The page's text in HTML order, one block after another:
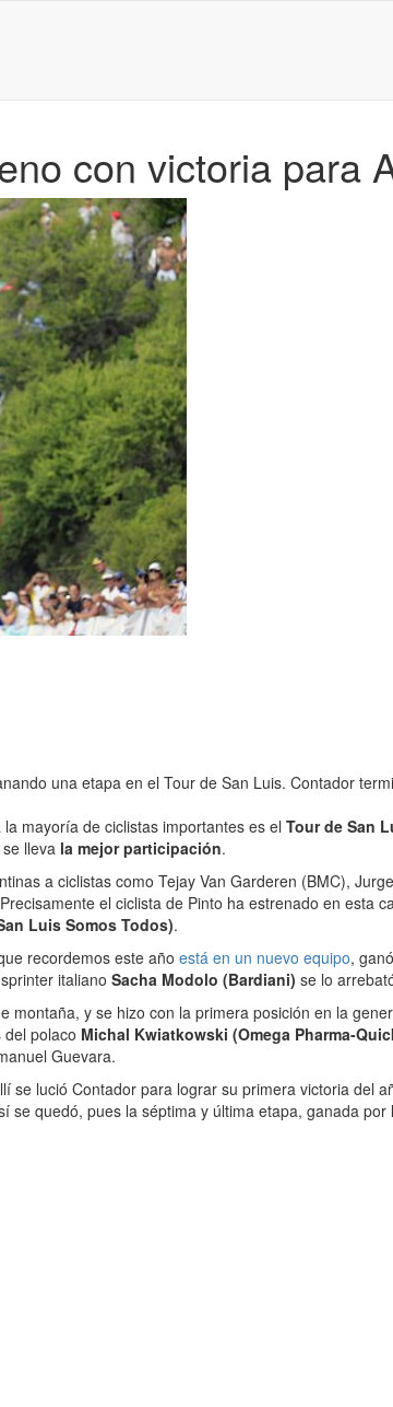
con victoria para
una etapa en el Tour de San Luis. Contador
mayoría de ciclistas importantes es el Tour de San
lleva la mejor participación.
a ciclistas como Tejay Van Garderen (BMC),
el ciclista de Pinto ha estrenado en esta
Luis Somos Todos).
recordemos este año está en un nuevo equipo,
italiano Sacha Modolo (Bardiani) se lo
montaña, y se hizo con la primera posición en la
polaco Michal Kwiatkowski (Omega Pharma-
Guevara.
se lució Contador para lograr su primera victoria del
se quedó, pues la séptima y última etapa, ganada por